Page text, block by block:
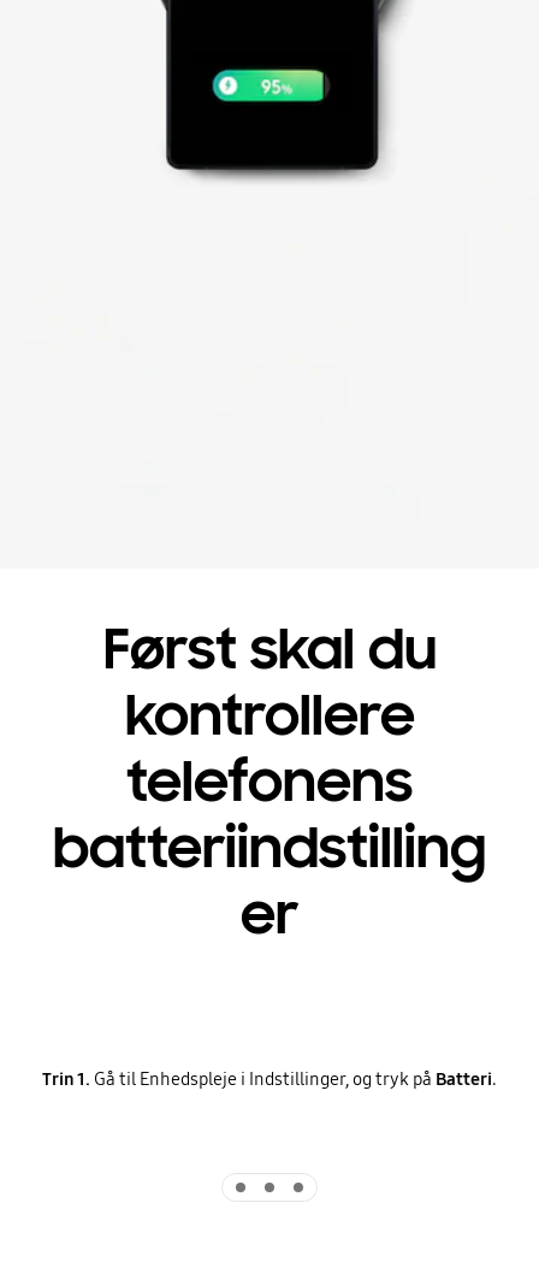
Først skal du
kontrollere
telefonens
batteriindstilling
er
Trin 1. Gå til Enhedspleje i Indstillinger, og tryk på Batteri.